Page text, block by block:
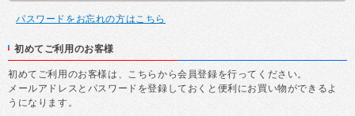
パスワードをお忘れの方はこちら
初めてご利用のお客様
初めてご利用のお客様は、こちらから会員登録を行ってください。
メールアドレスとパスワードを登録しておくと便利にお買い物ができるよ
うになります。